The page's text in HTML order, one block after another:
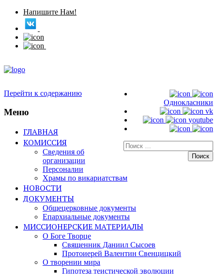
Напишите Нам!
Однокласники
vk
youtube
Искать:
Перейти к содержанию
Меню
ГЛАВНАЯ
КОМИССИЯ
Сведения об
организации
Персоналии
Храмы по викариатствам
НОВОСТИ
ДОКУМЕНТЫ
Общецерковные документы
Епархиальные документы
МИССИОНЕРСКИЕ МАТЕРИАЛЫ
О Боге Творце
Священник Даниил Сысоев
Протоиерей Валентин Свенцицкий
О творении мира
Гипотеза теистической эволюции